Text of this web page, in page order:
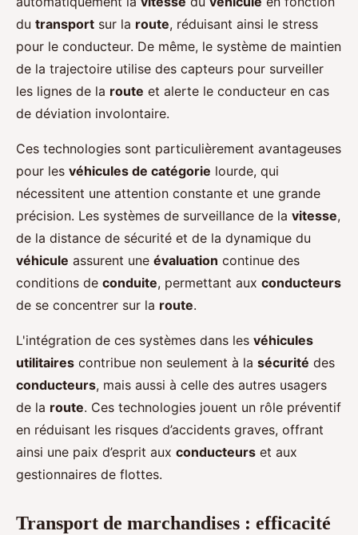
du transport sur la route, réduisant ainsi le stress
pour le conducteur. De même, le système de maintien
de la trajectoire utilise des capteurs pour surveiller
les lignes de la route et alerte le conducteur en cas
de déviation involontaire.
Ces technologies sont particulièrement avantageuses
pour les véhicules de catégorie lourde, qui
nécessitent une attention constante et une grande
précision. Les systèmes de surveillance de la vitesse,
de la distance de sécurité et de la dynamique du
véhicule assurent une évaluation continue des
conditions de conduite, permettant aux conducteurs
de se concentrer sur la route.
L'intégration de ces systèmes dans les véhicules
utilitaires contribue non seulement à la sécurité des
conducteurs, mais aussi à celle des autres usagers
de la route. Ces technologies jouent un rôle préventif
en réduisant les risques d’accidents graves, offrant
ainsi une paix d’esprit aux conducteurs et aux
gestionnaires de flottes.
Transport de marchandises : efficacité